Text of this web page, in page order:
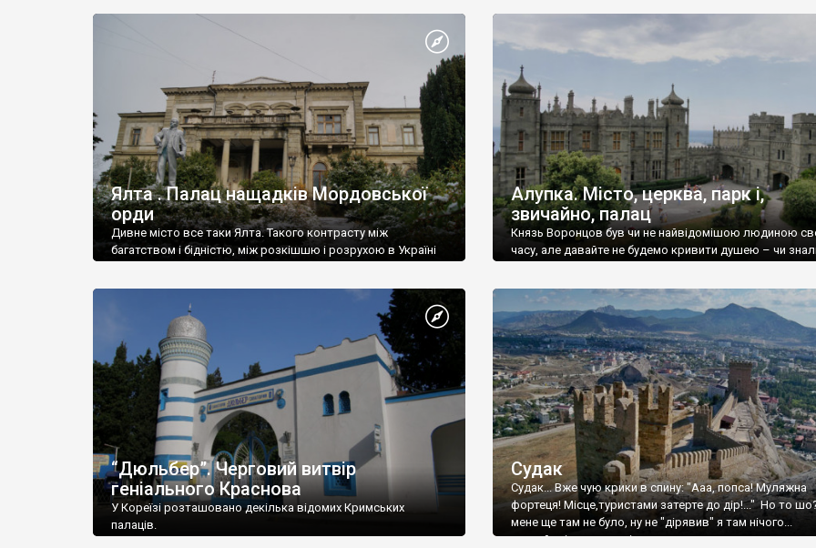
Ялта . Палац нащадків Мордовської
орди
Дивне місто все таки Ялта. Такого контрасту між
багатством і бідністю, між розкішшю і розрухою в Україні
Алупка. Місто, церква, парк і,
звичайно, палац
Князь Воронцов був чи не найвідомішою людиною
часу, але давайте не будемо кривити душею – чи
“Дюльбер”. Черговий витвір
геніального Краснова
У Кореїзі розташовано декілька відомих Кримських
палаців.
Судак
Судак... Вже чую крики в спину: "Ааа, попса! Муляжна
фортеця! Місце,туристами затерте до дір!..." Но то
мене ще там не було, ну не "дірявив" я там нічого...
принаймні до цього літа.